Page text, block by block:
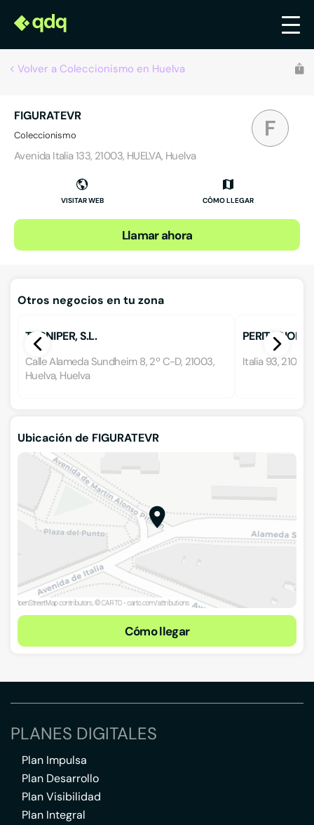
Volver a Coleccionismo en Huelva
F
FIGURATEVR
Coleccionismo
Avenida Italia 133, 21003, HUELVA, Huelva
VISITAR WEB CÓMO LLEGAR
Llamar ahora
Otros negocios en tu zona
TECNIPER, S.L.
Calle Alameda Sundheim 8, 2º C-D, 21003,
Huelva, Huelva
Italia 93,
Ubicación de FIGURATEVR
Cómo llegar
PLANES DIGITALES
Plan Impulsa
Plan Desarrollo
Plan Visibilidad
Plan Integral